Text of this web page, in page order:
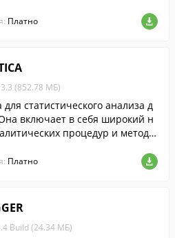
Платно
(852.78 МБ)
для статистического анализа д
включает в себя широкий н
процедур и методо
Платно
Build (24.34 МБ)